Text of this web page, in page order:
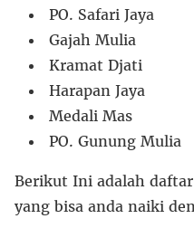
PO. Safari Jaya
Gajah Mulia
Kramat Djati
Harapan Jaya
Medali Mas
PO. Gunung Mulia
Berikut Ini adalah
yang bisa anda naiki